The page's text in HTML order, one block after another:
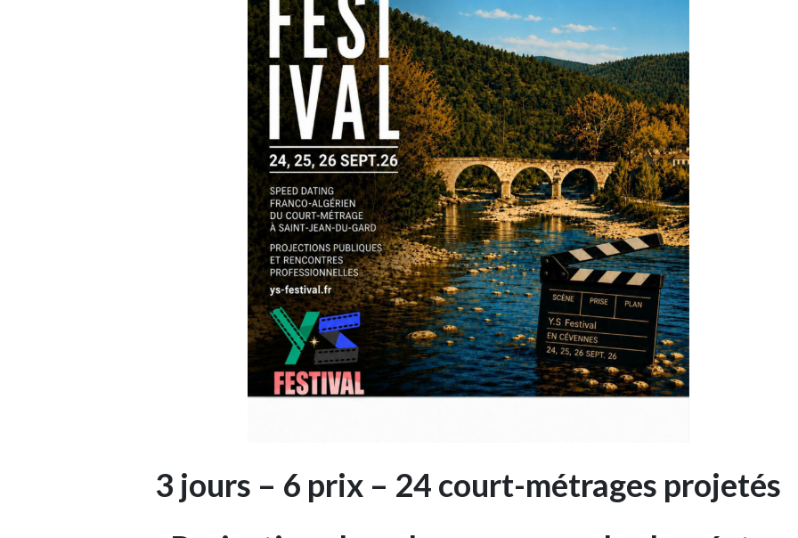
3 jours – 6 prix – 24 court-métrages projetés